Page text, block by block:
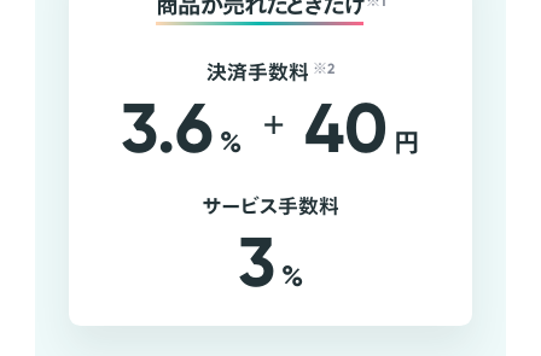
決済手数料 ※2
3.6 % + 40 円
サービス手数料
3 %